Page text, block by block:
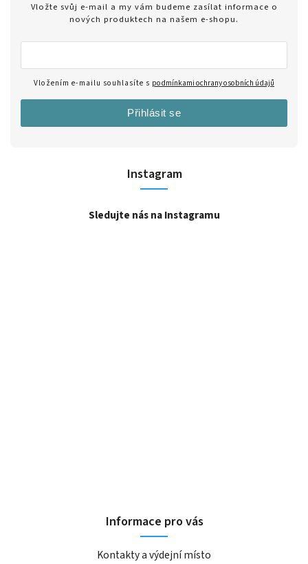
Instagram
Sledujte nás na Instagramu
Informace pro vás
Kontakty a výdejní místo
Vložte svůj e-mail a my vám budeme zasílat informace o
nových produktech na našem e-shopu.
Vložením e-mailu souhlasíte s podmínkami ochrany osobních údajů
Přihlásit se